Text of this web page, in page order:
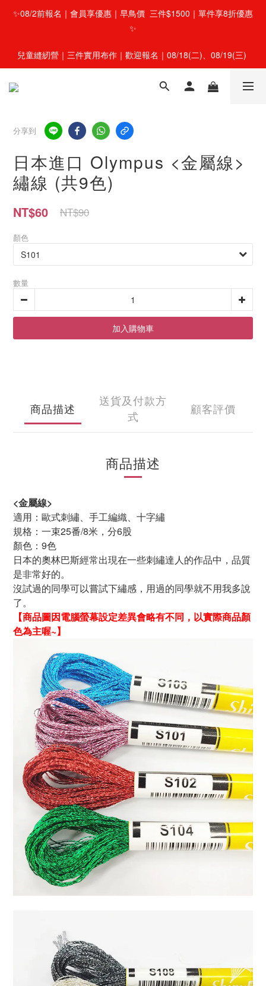
✨08/2前報名｜會員享優惠｜早鳥價  三件$1500｜單件享8折優惠
✨
兒童縫紉營｜三件實用布作｜歡迎報名｜08/18(二)、08/19(三)
分享到
日本進口 Olympus <金屬線>
繡線 (共9色)
NT$60 NT$90
顏色
數量
加入購物車
商品描述
送貨及付款方
式
顧客評價
商品描述
<金屬線>
適用：歐式刺繡、手工編織、十字繡
規格：一束25番/8米，分6股
顏色： 9色
日本的奧林巴斯經常出現在一些刺繡達人的作品中，品質
是非常好的。
沒試過的同學可以嘗試下繡感，用過的同學就不用我多說
了。
【商品圖因電腦螢幕設定差異會略有不同，以實際商品顏
色為主喔~】